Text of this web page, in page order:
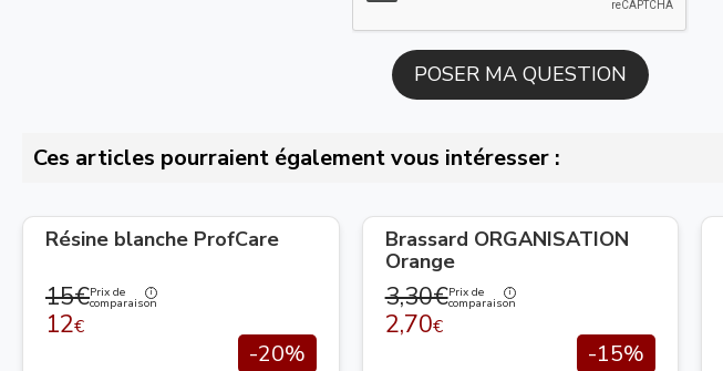
Ces articles pourraient également vous intéresser :
Résine blanche ProfCare
15€Prix de
comparaison
12€
-20%
Brassard ORGANISATION
Orange
3,30€Prix de
comparaison
2,70€
-15%